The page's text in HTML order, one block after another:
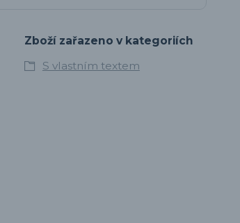
Zboží zařazeno v kategoriích
S vlastním textem